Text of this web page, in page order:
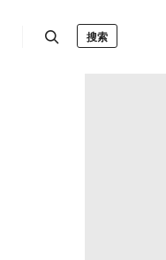
搜索